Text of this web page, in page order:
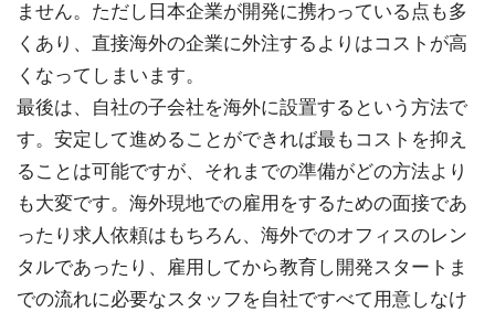
ません。ただし日本企業が開発に携わっている点も多
くあり、直接海外の企業に外注するよりはコストが高
くなってしまいます。
最後は、自社の子会社を海外に設置するという方法で
す。安定して進めることができれば最もコストを抑え
ることは可能ですが、それまでの準備がどの方法より
も大変です。海外現地での雇用をするための面接であ
ったり求人依頼はもちろん、海外でのオフィスのレン
タルであったり、雇用してから教育し開発スタートま
での流れに必要なスタッフを自社ですべて用意しなけ